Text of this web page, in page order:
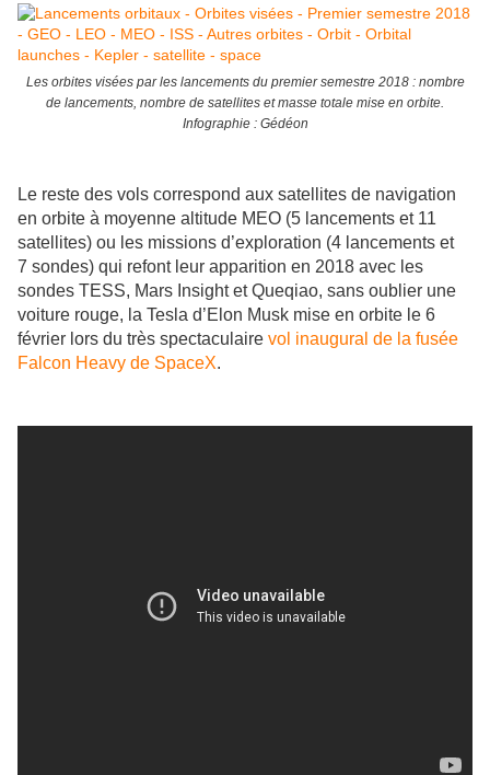
Les orbites visées par les lancements du premier semestre 2018 : nombre
de lancements, nombre de satellites et masse totale mise en orbite.
Infographie : Gédéon
Le reste des vols correspond aux satellites de navigation
en orbite à moyenne altitude MEO (5 lancements et 11
satellites) ou les missions d’exploration (4 lancements et
7 sondes) qui refont leur apparition en 2018 avec les
sondes TESS, Mars Insight et Queqiao, sans oublier une
voiture rouge, la Tesla d’Elon Musk mise en orbite le 6
février lors du très spectaculaire vol inaugural de la fusée
Falcon Heavy de SpaceX.